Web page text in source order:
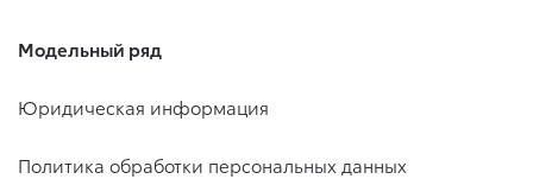
Модельный ряд
Юридическая информация
Политика обработки персональных данных